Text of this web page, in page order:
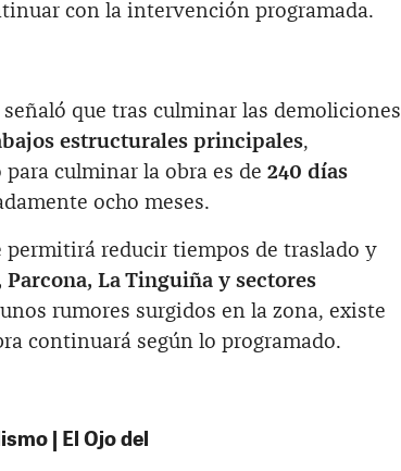
con la intervención programada.
que tras culminar las demoliciones
estructurales principales,
culminar la obra es de 240 días
ocho meses.
permitirá reducir tiempos de traslado y
Parcona, La Tinguiña y sectores
rumores surgidos en la zona, existe
continuará según lo programado.
| El Ojo del